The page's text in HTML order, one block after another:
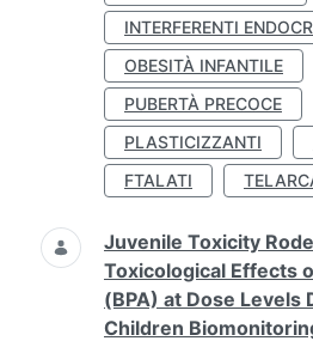
INTERFERENTI
OBESITÀ INFANTILE
PUBERTÀ PRECOCE
PLASTICIZZANTI
FTALATI
Juvenile Toxicity
Toxicological Effects
(BPA) at Dose Levels
Children